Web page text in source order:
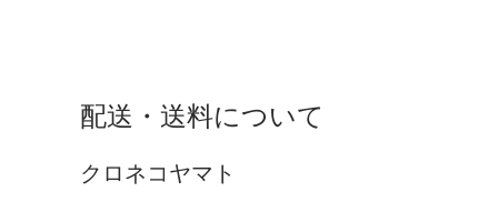
配送・送料について
クロネコヤマト